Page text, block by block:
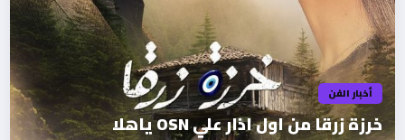
أخبار الفن
خرزة زرقا من اول اذار علي OSN ياهلا